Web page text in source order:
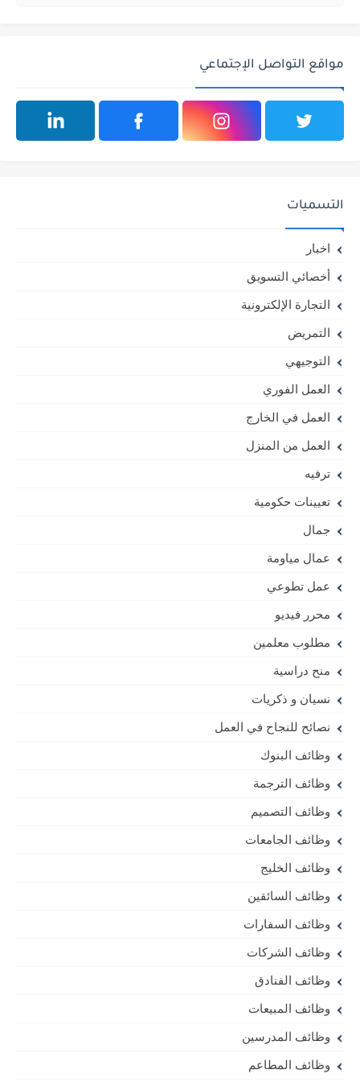
مواقع التواصل الإجتماعي
التسميات
اخبار
أخصائي التسويق
التجارة الإلكترونية
التمريض
التوجيهي
العمل الفوري
العمل في الخارج
العمل من المنزل
ترفيه
تعيينات حكومية
جمال
عمال مياومة
عمل تطوعي
محرر فيديو
مطلوب معلمين
منح دراسية
نسيان و ذكريات
نصائح للنجاح في العمل
وظائف البنوك
وظائف الترجمة
وظائف التصميم
وظائف الجامعات
وظائف الخليج
وظائف السائقين
وظائف السفارات
وظائف الشركات
وظائف الفنادق
وظائف المبيعات
وظائف المدرسين
وظائف المطاعم